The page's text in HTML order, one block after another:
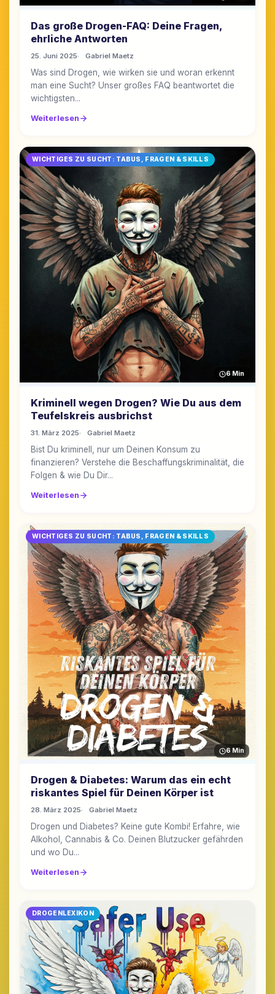
Das große Drogen-FAQ: Deine Fragen,
ehrliche Antworten
25. Juni 2025 Gabriel Maetz
Was sind Drogen, wie wirken sie und woran erkennt
man eine Sucht? Unser großes FAQ beantwortet die
wichtigsten...
Weiterlesen
WICHTIGES ZU SUCHT: TABUS, FRAGEN & SKILLS
6 Min
Kriminell wegen Drogen? Wie Du aus dem
Teufelskreis ausbrichst
31. März 2025 Gabriel Maetz
Bist Du kriminell, nur um Deinen Konsum zu
finanzieren? Verstehe die Beschaffungskriminalität, die
Folgen & wie Du Dir...
Weiterlesen
WICHTIGES ZU SUCHT: TABUS, FRAGEN & SKILLS
6 Min
Drogen & Diabetes: Warum das ein echt
riskantes Spiel für Deinen Körper ist
28. März 2025 Gabriel Maetz
Drogen und Diabetes? Keine gute Kombi! Erfahre, wie
Alkohol, Cannabis & Co. Deinen Blutzucker gefährden
und wo Du...
Weiterlesen
DROGENLEXIKON